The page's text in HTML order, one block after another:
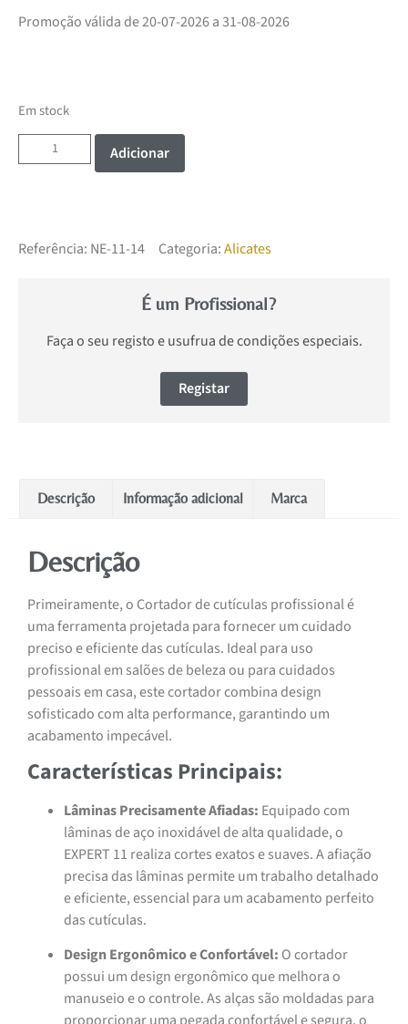
Promoção válida de 20-07-2026 a 31-08-2026
Em stock
Adicionar
Referência: NE-11-14 Categoria:Alicates
É um Profissional?
Faça o seu registo e usufrua de condições especiais.
Registar
Descrição Informação adicional Marca
Descrição
Primeiramente, o Cortador de cutículas profissional é
uma ferramenta projetada para fornecer um cuidado
preciso e eficiente das cutículas. Ideal para uso
profissional em salões de beleza ou para cuidados
pessoais em casa, este cortador combina design
sofisticado com alta performance, garantindo um
acabamento impecável.
Características Principais:
Lâminas Precisamente Afiadas: Equipado com
lâminas de aço inoxidável de alta qualidade, o
EXPERT 11 realiza cortes exatos e suaves. A afiação
precisa das lâminas permite um trabalho detalhado
e eficiente, essencial para um acabamento perfeito
das cutículas.
Design Ergonômico e Confortável: O cortador
possui um design ergonômico que melhora o
manuseio e o controle. As alças são moldadas para